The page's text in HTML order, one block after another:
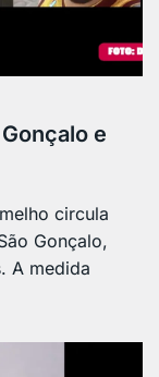
e
circula
Gonçalo,
A medida